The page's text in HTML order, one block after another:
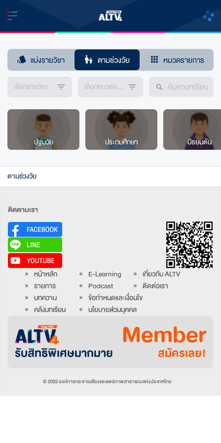
แบ่งรายวิชา ตามช่วงวัย หมวดรายการ
เลือกรายวิชา เลือกหมวดรายการ
ปฐมวัย ประถมศึกษา มัธยมต้น
ตามช่วงวัย
ติดตามเรา
หน้าหลัก
รายการ
บทความ
คลังบทเรียน
E-Learning
Podcast
ข้อกำหนดและเงื่อนไข
นโยบายส่วนบุคคล
เกี่ยวกับ ALTV
ติดต่อเรา
Member
รับสิทธิพิเศษมากมาย สมัครเลย!
© 2022 องค์การกระจายเสียงและแพร่ภาพสาธารณะแห่งประเทศไทย